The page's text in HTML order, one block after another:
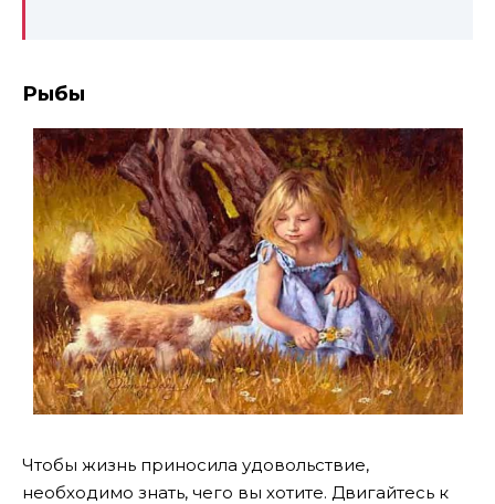
Рыбы
Чтобы жизнь приносила удовольствие,
необходимо знать, чего вы хотите. Двигайтесь к